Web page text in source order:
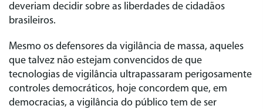
deveriam decidir sobre as liberdades de cidadãos
brasileiros.
Mesmo os defensores da vigilância de massa, aqueles
que talvez não estejam convencidos de que
tecnologias de vigilância ultrapassaram perigosamente
controles democráticos, hoje concordem que, em
democracias, a vigilância do público tem de ser